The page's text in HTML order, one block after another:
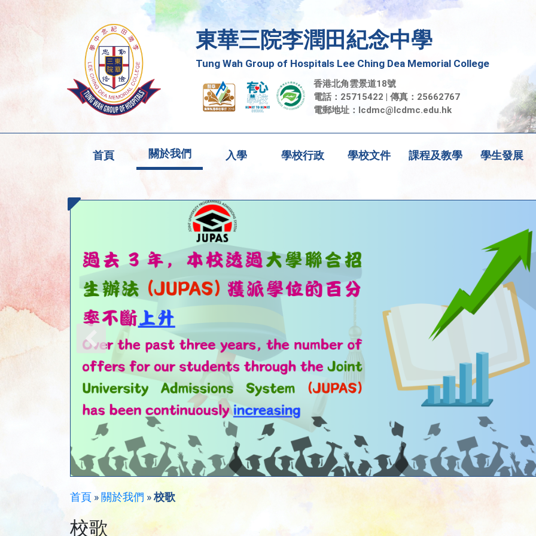
東華三院李潤田紀念中學
Tung Wah Group of Hospitals Lee Ching Dea Memorial College
香港北角雲景道18號
電話：25715422 | 傳真：25662767
電郵地址： lcdmc@lcdmc.edu.hk
首頁 關於我們 入學 學校行政 學校文件 課程及教學 學生發展
首頁 » 關於我們 »校歌
校歌